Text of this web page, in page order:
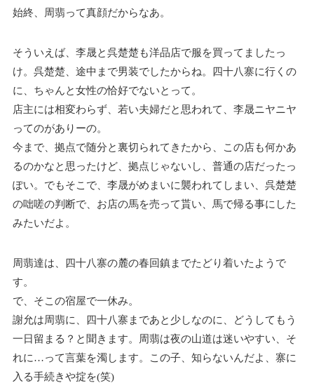
始終、周翡って真顔だからなあ。
そういえば、李晟と呉楚楚も洋品店で服を買ってましたっ
け。呉楚楚、途中まで男装でしたからね。四十八寨に行くの
に、ちゃんと女性の恰好でないとって。
店主には相変わらず、若い夫婦だと思われて、李晟ニヤニヤ
ってのがありーの。
今まで、拠点で随分と裏切られてきたから、この店も何かあ
るのかなと思ったけど、拠点じゃないし、普通の店だったっ
ぽい。でもそこで、李晟がめまいに襲われてしまい、呉楚楚
の咄嗟の判断で、お店の馬を売って貰い、馬で帰る事にした
みたいだよ。
周翡達は、四十八寨の麓の春回鎮までたどり着いたようで
す。
で、そこの宿屋で一休み。
謝允は周翡に、四十八寨まであと少しなのに、どうしてもう
一日留まる？と聞きます。周翡は夜の山道は迷いやすい、そ
れに…って言葉を濁します。この子、知らないんだよ、寨に
入る手続きや掟を(笑)